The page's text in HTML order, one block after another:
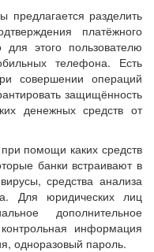
разделить
платёжного
этого пользователю
телефона. Есть
совершении операций
защищённость
денежных средств от
помощи каких средств
банки встраивают в
средства анализа
Для юридических лиц
дополнительное
информация
одноразовый пароль.